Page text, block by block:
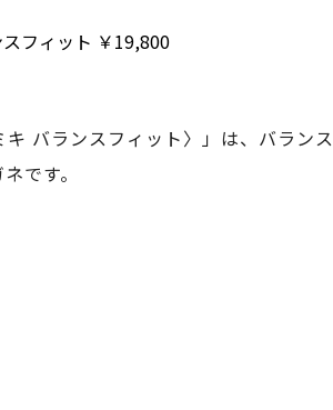
バランスフィット〉」は、バランス
です。